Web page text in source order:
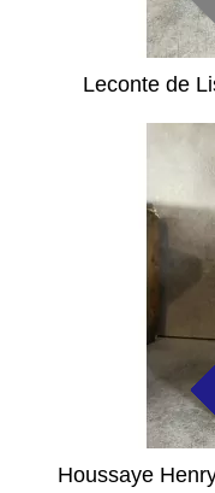
Leconte de
Houssaye